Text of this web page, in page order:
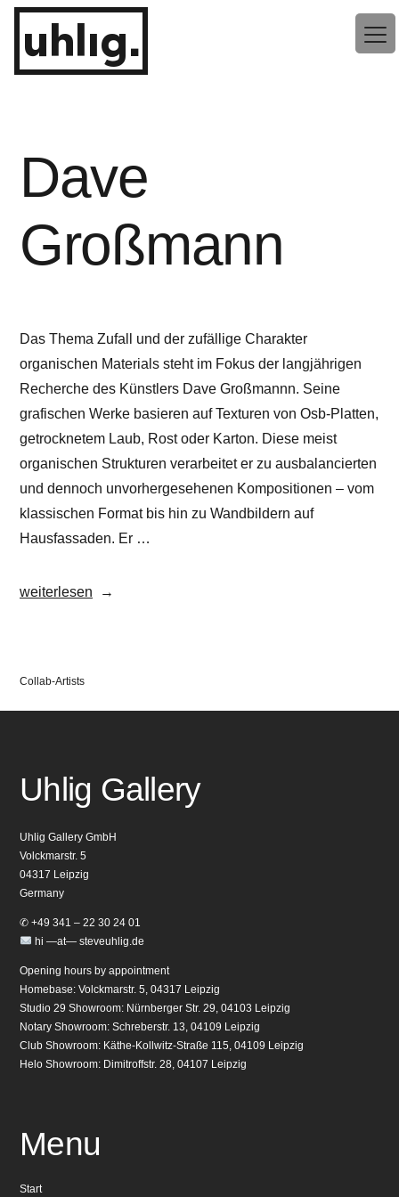
Zum
Inhalt
springenuhlig.
Dave
Großmann
Das Thema Zufall und der zufällige Charakter
organischen Materials steht im Fokus der langjährigen
Recherche des Künstlers Dave Großmannn. Seine
grafischen Werke basieren auf Texturen von Osb-Platten,
getrocknetem Laub, Rost oder Karton. Diese meist
organischen Strukturen verarbeitet er zu ausbalancierten
und dennoch unvorhergesehenen Kompositionen – vom
klassischen Format bis hin zu Wandbildern auf
Hausfassaden. Er …
„Dave
weiterlesen
Veröffentlicht
Collab-Artists
Uhlig Gallery
Uhlig Gallery GmbH
Volckmarstr. 5
04317 Leipzig
Germany
✆ +49 341 – 22 30 24 01
hi —at— steveuhlig.de
Opening hours by appointment
Homebase: Volckmarstr. 5, 04317 Leipzig
Studio 29 Showroom: Nürnberger Str. 29, 04103 Leipzig
Notary Showroom: Schreberstr. 13, 04109 Leipzig
Club Showroom: Käthe-Kollwitz-Straße 115, 04109 Leipzig
Helo Showroom: Dimitroffstr. 28, 04107 Leipzig
Menu
Start